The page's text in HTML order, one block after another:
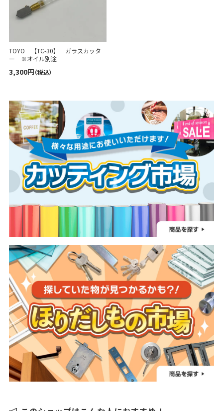
TOYO 【TC-30】 ガラスカッタ
ー ※オイル別途
3,300円（税込）